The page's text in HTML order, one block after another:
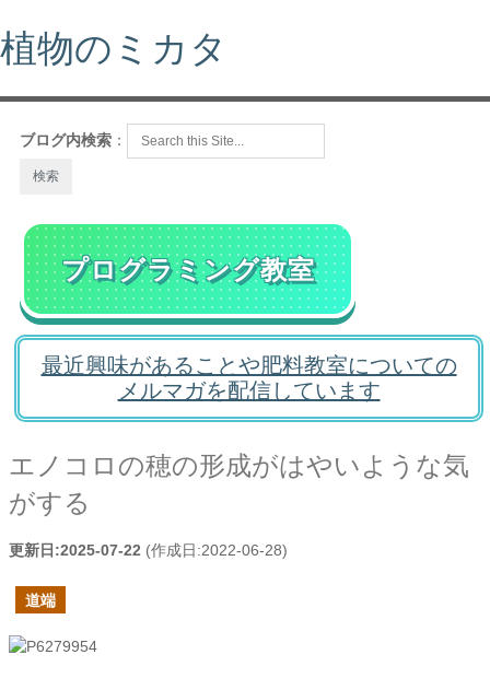
植物のミカタ
ブログ内検索 ：
プログラミング教室
最近興味があることや肥料教室についての
メルマガを配信しています
エノコロの穂の形成がはやいような気
がする
更新日:2025-07-22 (作成日:2022-06-28)
道端